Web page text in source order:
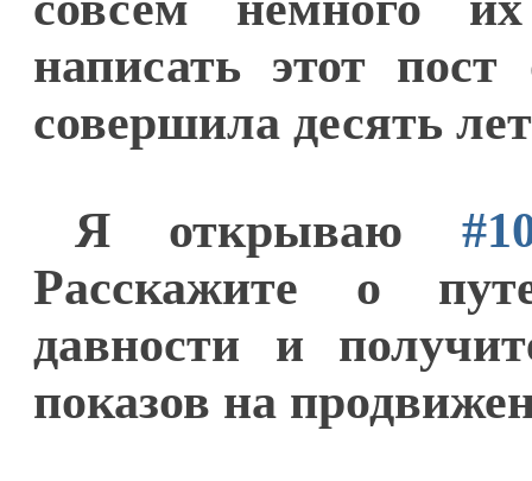
написать этот
совершила десять
Я открываю
Расскажите о
давности и
показов на